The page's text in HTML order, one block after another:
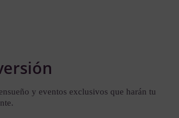
y eventos exclusivos que harán tu